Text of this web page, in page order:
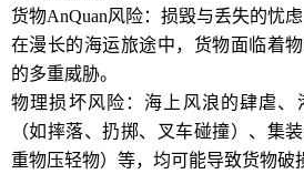
货物AnQuan风险：损毁与丢失的忧虑
在漫长的海运旅途中，货物面临着
的多重威胁。
物理损坏风险：海上风浪的肆虐、
（如摔落、扔掷、叉车碰撞）、集
重物压轻物）等，均可能导致货物破